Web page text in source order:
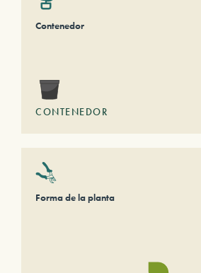
Contenedor
CONTENEDOR
Forma de la planta